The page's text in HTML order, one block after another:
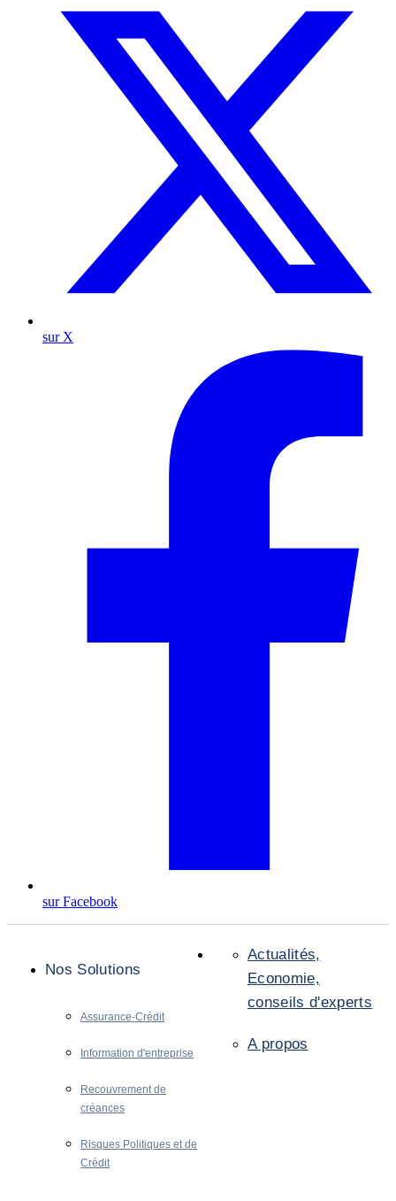
sur X
sur Facebook
Nos Solutions
Assurance-Crédit
Information d'entreprise
Recouvrement de
créances
Risques Politiques et de
Crédit
Actualités,
Economie,
conseils d'experts
A propos